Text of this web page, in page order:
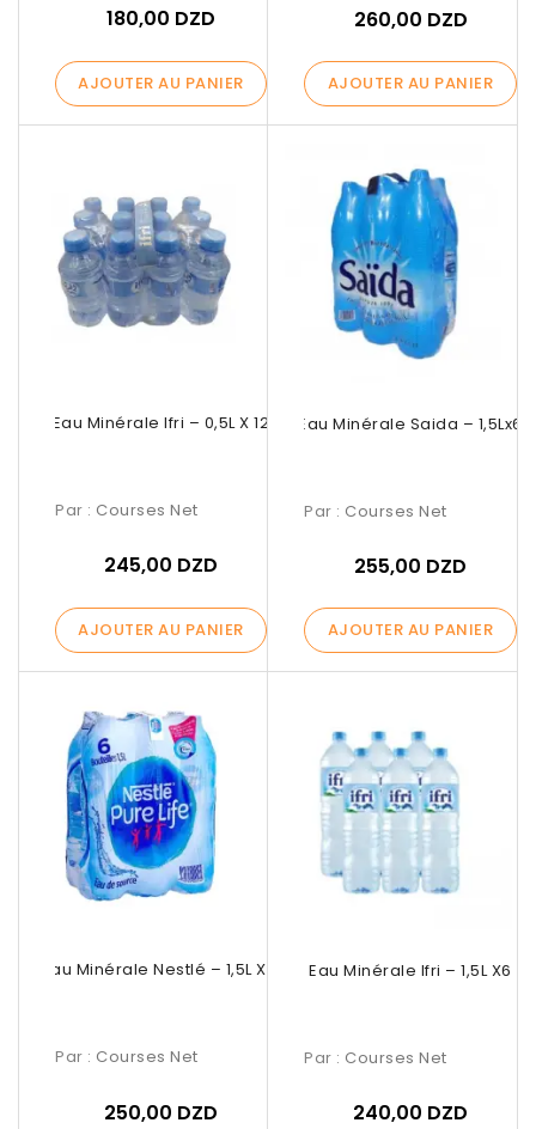
180,00 DZD
AJOUTER AU PANIER
260,00 DZD
AJOUTER AU PANIER
Eau Minérale Ifri – 0,5L X 12
Par : Courses Net
245,00 DZD
AJOUTER AU PANIER
Eau Minérale Saida – 1,5Lx6
Par : Courses Net
255,00 DZD
AJOUTER AU PANIER
Eau Minérale Nestlé – 1,5L X 6
Par : Courses Net
250,00 DZD
Eau Minérale Ifri – 1,5L X6
Par : Courses Net
240,00 DZD